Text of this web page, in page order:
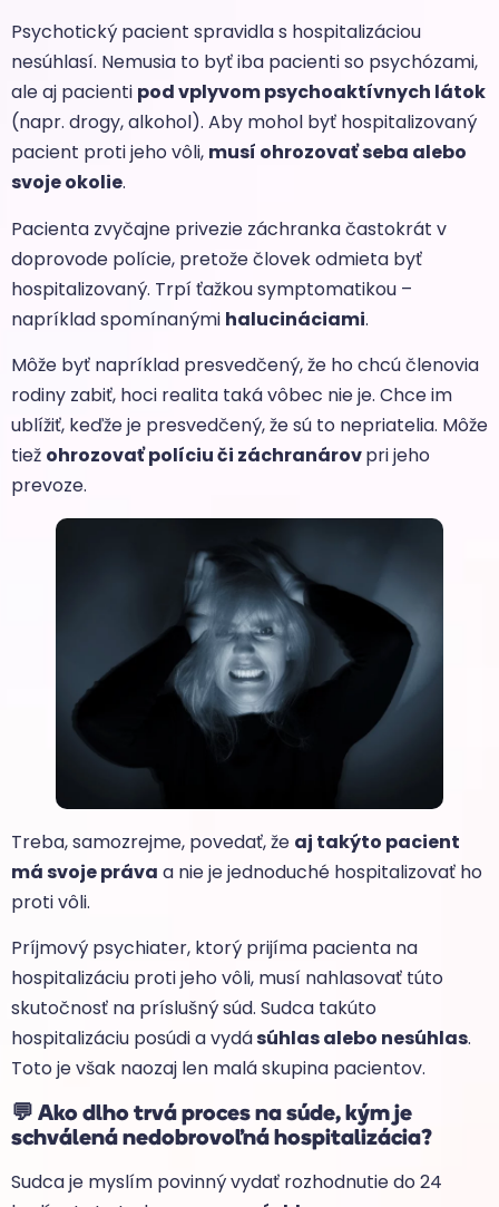
Psychotický pacient spravidla s hospitalizáciou
nesúhlasí. Nemusia to byť iba pacienti so psychózami,
ale aj pacienti pod vplyvom psychoaktívnych látok
(napr. drogy, alkohol). Aby mohol byť hospitalizovaný
pacient proti jeho vôli, musí ohrozovať seba alebo
svoje okolie.
Pacienta zvyčajne privezie záchranka častokrát v
doprovode polície, pretože človek odmieta byť
hospitalizovaný. Trpí ťažkou symptomatikou –
napríklad spomínanými halucináciami.
Môže byť napríklad presvedčený, že ho chcú členovia
rodiny zabiť, hoci realita taká vôbec nie je. Chce im
ublížiť, keďže je presvedčený, že sú to nepriatelia. Môže
tiež ohrozovať políciu či záchranárovpri jeho
prevoze.
Treba, samozrejme, povedať, že aj takýto pacient
má svoje práva a nie je jednoduché hospitalizovať ho
proti vôli.
Príjmový psychiater, ktorý prijíma pacienta na
hospitalizáciu proti jeho vôli, musí nahlasovať túto
skutočnosť na príslušný súd. Sudca takúto
hospitalizáciu posúdi a vydásúhlas alebo nesúhlas.
Toto je však naozaj len malá skupina pacientov.
💬 Ako dlho trvá proces na súde, kým je
schválená nedobrovoľná hospitalizácia?
Sudca je myslím povinný vydať rozhodnutie do 24